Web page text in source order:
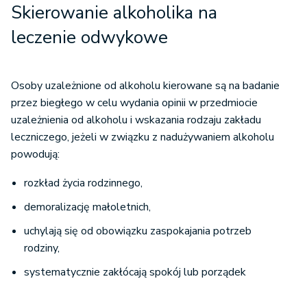
Skierowanie alkoholika na
leczenie odwykowe
Osoby uzależnione od alkoholu kierowane są na badanie
przez biegłego w celu wydania opinii w przedmiocie
uzależnienia od alkoholu i wskazania rodzaju zakładu
leczniczego, jeżeli w związku z nadużywaniem alkoholu
powodują:
rozkład życia rodzinnego,
demoralizację małoletnich,
uchylają się od obowiązku zaspokajania potrzeb
rodziny,
systematycznie zakłócają spokój lub porządek